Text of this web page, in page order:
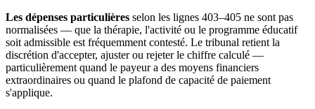
Les dépenses particulières selon les lignes 403–405 ne sont pas
normalisées — que la thérapie, l'activité ou le programme éducatif
soit admissible est fréquemment contesté. Le tribunal retient la
discrétion d'accepter, ajuster ou rejeter le chiffre calculé —
particulièrement quand le payeur a des moyens financiers
extraordinaires ou quand le plafond de capacité de paiement
s'applique.